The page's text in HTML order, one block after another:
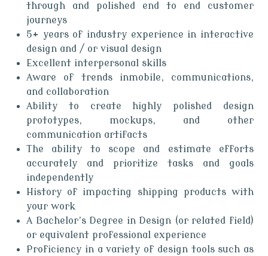
through and polished end to end customer
journeys
5+ years of industry experience in interactive
design and / or visual design
Excellent interpersonal skills
Aware of trends inmobile, communications,
and collaboration
Ability to create highly polished design
prototypes, mockups, and other
communication artifacts
The ability to scope and estimate efforts
accurately and prioritize tasks and goals
independently
History of impacting shipping products with
your work
A Bachelor’s Degree in Design (or related field)
or equivalent professional experience
Proficiency in a variety of design tools such as